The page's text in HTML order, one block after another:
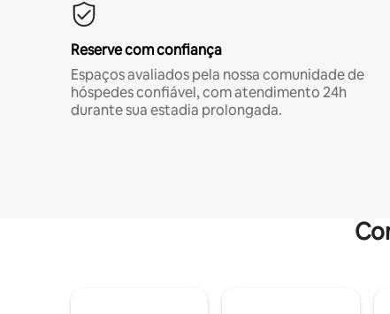
Reserve com confiança
Espaços avaliados pela nossa comunidade de
hóspedes confiável, com atendimento 24h
durante sua estadia prolongada.